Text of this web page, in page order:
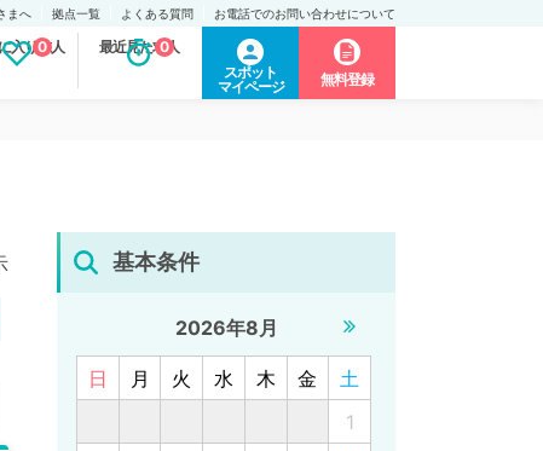
まへ 拠点一覧 よくある質問 お電話でのお問い合わせについて
入り求人
0 最近見た求人
0
スポット
マイページ
無料登録
基本条件
2026年8月
日 月 火 水 木 金
土
1